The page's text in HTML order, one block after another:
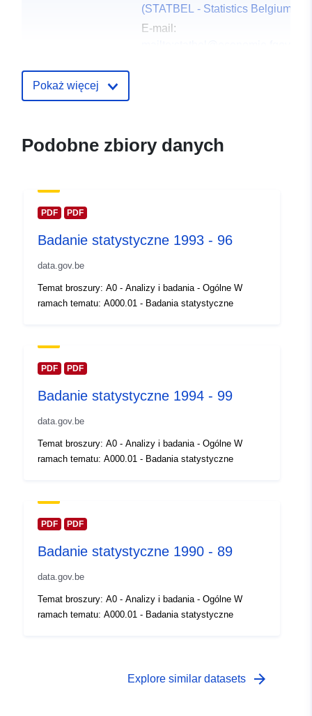
(STATBEL - Statistics Belgium)
E-mail:
E-mail:
https://statbel.fgov.be/nl
February 2024
Przestrzenne:
], [ 2.54, 49.49 ], [ 2.54, 51.51
uriRef:
Prawa dostępu: public
coverage:
- 31 December 1994
Pokaż więcej
Podobne zbiory danych
PDF PDF
Badanie statystyczne 1993 - 96
data.gov.be
Temat broszury: A0 - Analizy i badania - Ogólne W
ramach tematu: A000.01 - Badania statystyczne
PDF PDF
Badanie statystyczne 1994 - 99
data.gov.be
Temat broszury: A0 - Analizy i badania - Ogólne W
ramach tematu: A000.01 - Badania statystyczne
PDF PDF
Badanie statystyczne 1990 - 89
data.gov.be
Temat broszury: A0 - Analizy i badania - Ogólne W
ramach tematu: A000.01 - Badania statystyczne
Explore similar datasets arrow_forward